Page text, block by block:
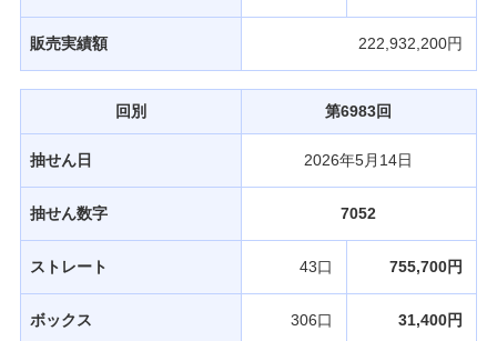
販売実績額 222,932,200円
回別 第6983回
抽せん日 2026年5月14日
抽せん数字 7052
ストレート 43口 755,700円
ボックス 306口 31,400円